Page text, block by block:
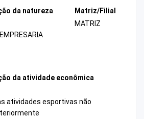
da natureza
Matriz/Filial
MATRIZ
da atividade econômica
atividades esportivas não